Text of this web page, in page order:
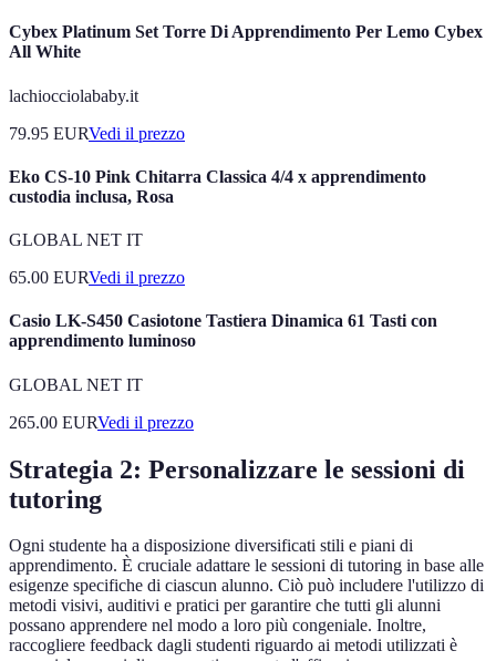
Cybex Platinum Set Torre Di Apprendimento Per Lemo Cybex
All White
lachiocciolababy.it
79.95 EURVedi il prezzo
Eko CS-10 Pink Chitarra Classica 4/4 x apprendimento
custodia inclusa, Rosa
GLOBAL NET IT
65.00 EURVedi il prezzo
Casio LK-S450 Casiotone Tastiera Dinamica 61 Tasti con
apprendimento luminoso
GLOBAL NET IT
265.00 EURVedi il prezzo
Strategia 2: Personalizzare le sessioni di
tutoring
Ogni studente ha a disposizione diversificati stili e piani di
apprendimento. È cruciale adattare le sessioni di tutoring in base alle
esigenze specifiche di ciascun alunno. Ciò può includere l'utilizzo di
metodi visivi, auditivi e pratici per garantire che tutti gli alunni
possano apprendere nel modo a loro più congeniale. Inoltre,
raccogliere feedback dagli studenti riguardo ai metodi utilizzati è